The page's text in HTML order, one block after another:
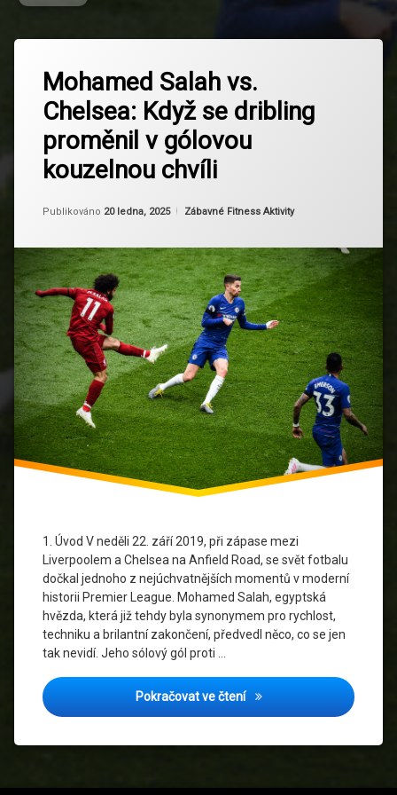
Mohamed Salah vs.
Chelsea: Když se dribling
proměnil v gólovou
kouzelnou chvíli
Publikováno 20 ledna, 2025
Od Ruby
Kategorie:
Zábavné Fitness Aktivity
1. Úvod V neděli 22. září 2019, při zápase mezi
Liverpoolem a Chelsea na Anfield Road, se svět fotbalu
dočkal jednoho z nejúchvatnějších momentů v moderní
historii Premier League. Mohamed Salah, egyptská
hvězda, která již tehdy byla synonymem pro rychlost,
techniku a brilantní zakončení, předvedl něco, co se jen
tak nevidí. Jeho sólový gól proti …
Pokračovat ve čteníMohamed Salah vs.
Chelsea
vs
Liverpool
Driblink
legendy
Gól
sezóny
Historie
Premier
League
Liverpool
fanoušci
Liverpool
FC
Mohamed
Nejlepší
hráči
Premier
League
Premier
League
fotbalu
komentář
na
Mohamed
Salah
vs.
Chelsea:
Když
proměnil
gólovou
kouzelnou
chvíli